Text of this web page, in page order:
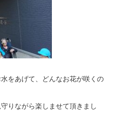
をあげて、どんなお花が咲くの
りながら楽しませて頂きまし